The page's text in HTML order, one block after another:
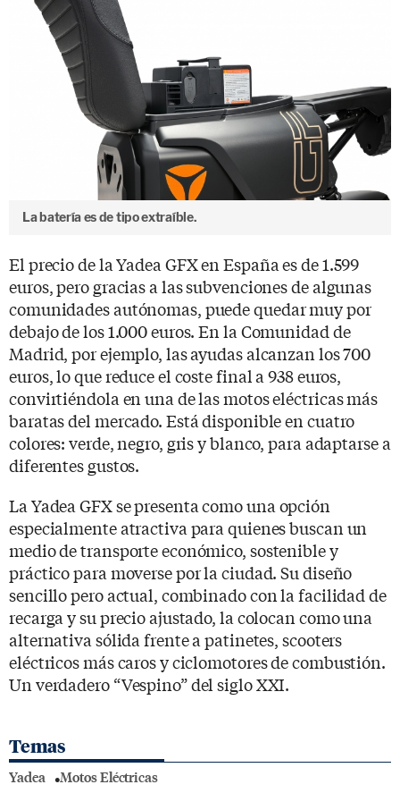
La batería es de tipo extraíble.
El precio de la Yadea GFX en España es de 1.599
euros, pero gracias a las subvenciones de algunas
comunidades autónomas, puede quedar muy por
debajo de los 1.000 euros. En la Comunidad de
Madrid, por ejemplo, las ayudas alcanzan los 700
euros, lo que reduce el coste final a 938 euros,
convirtiéndola en una de las motos eléctricas más
baratas del mercado. Está disponible en cuatro
colores: verde, negro, gris y blanco, para adaptarse a
diferentes gustos.
La Yadea GFX se presenta como una opción
especialmente atractiva para quienes buscan un
medio de transporte económico, sostenible y
práctico para moverse por la ciudad. Su diseño
sencillo pero actual, combinado con la facilidad de
recarga y su precio ajustado, la colocan como una
alternativa sólida frente a patinetes, scooters
eléctricos más caros y ciclomotores de combustión.
Un verdadero “Vespino” del siglo XXI.
Temas
Yadea Motos Eléctricas